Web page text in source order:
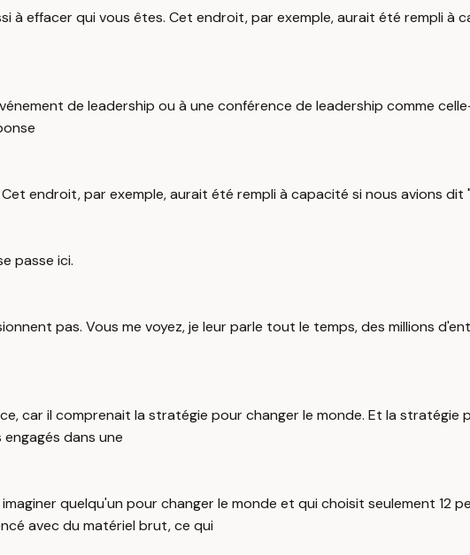
effacer qui vous êtes. Cet endroit, par exemple, aurait été rempli à
de leadership ou à une conférence de leadership comme
endroit, par exemple, aurait été rempli à capacité si nous avions dit
passe ici.
pas. Vous me voyez, je leur parle tout le temps, des millions
car il comprenait la stratégie pour changer le monde. Et la stratégie
dans une
quelqu'un pour changer le monde et qui choisit seulement
avec du matériel brut, ce qui